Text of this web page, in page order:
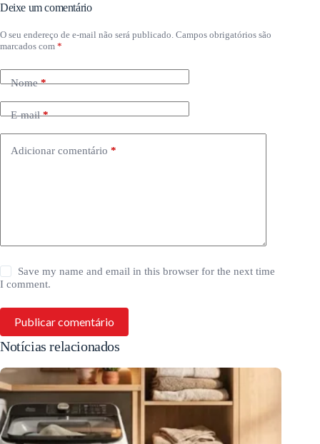
Deixe um comentário
O seu endereço de e-mail não será publicado. Campos obrigatórios são
marcados com *
Nome*
E-mail*
Adicionar comentário *
Save my name and email in this browser for the next time
I comment.
Publicar comentário
Notícias relacionados